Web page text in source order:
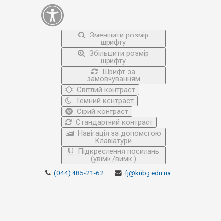
Зменшити розмір
шрифту
Збільшити розмір
шрифту
Шрифт за
замовчуванням
Світлий контраст
Темний контраст
Сірий контраст
Стандартний контраст
Навігація за допомогою
Клавіатури
Підкреслення посилань
(увімк./вимк.)
(044) 485-21-62 fj@kubg.edu.ua